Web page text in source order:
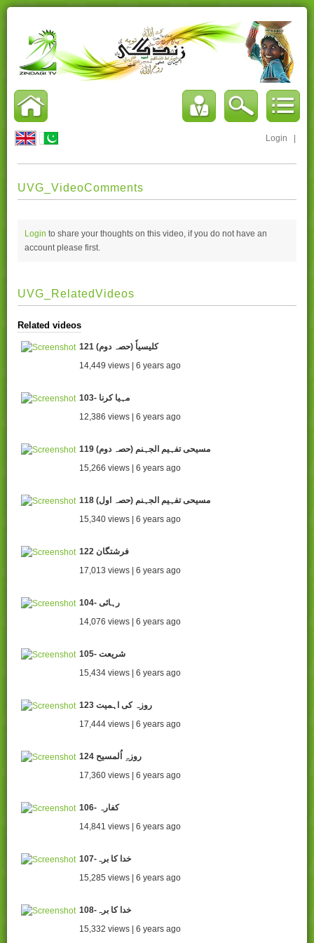
Login
UVG_VideoComments
Login to share your thoughts on this video, if you do not have an
account please first.
UVG_RelatedVideos
Related videos
121 کلیسیاٗ (حصہ دوم)
14,449 views | 6 years ago
103- مہیا کرنا
12,386 views | 6 years ago
119 (مسیحی تفہیم الجہنم (حصہ دوم
15,266 views | 6 years ago
118 مسیحی تفہیم الجہنم (حصہ اول)
15,340 views | 6 years ago
122 فرشتگان
17,013 views | 6 years ago
104- رہائی
14,076 views | 6 years ago
105- شریعت
15,434 views | 6 years ago
123 روزہ کی اہمیت
17,444 views | 6 years ago
124 روزہِ اُلمسیح
17,360 views | 6 years ago
106- کفارہ
14,841 views | 6 years ago
107-خدا کا برہ
15,285 views | 6 years ago
108-خدا کا برہ
15,332 views | 6 years ago